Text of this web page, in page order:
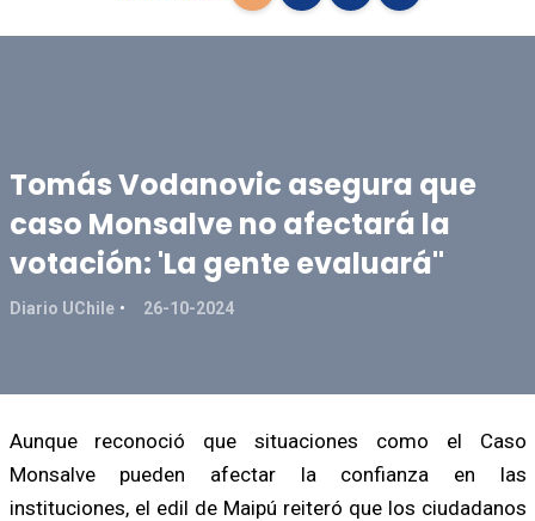
Tomás Vodanovic asegura que
caso Monsalve no afectará la
votación: 'La gente evaluará"
Diario UChile 26-10-2024
Aunque reconoció que situaciones como el Caso
Monsalve pueden afectar la confianza en las
instituciones, el edil de Maipú reiteró que los ciudadanos